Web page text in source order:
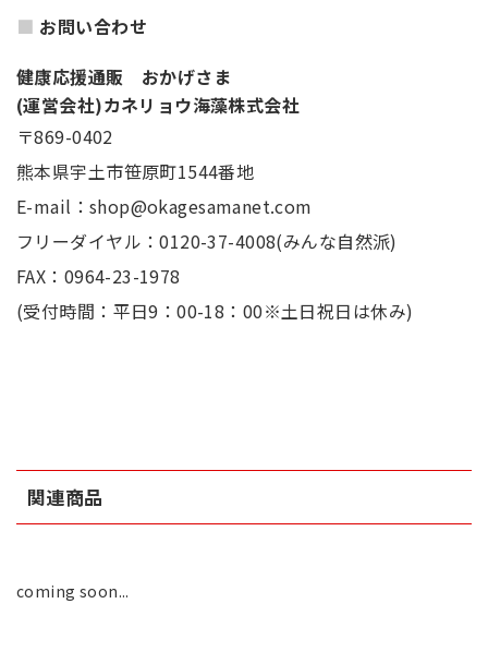
お問い合わせ
健康応援通販 おかげさま
(運営会社)カネリョウ海藻株式会社
〒869-0402
熊本県宇土市笹原町1544番地
E-mail：shop@okagesamanet.com
フリーダイヤル：0120-37-4008(みんな自然派)
FAX：0964-23-1978
(受付時間：平日9：00-18：00※土日祝日は休み)
関連商品
coming soon...